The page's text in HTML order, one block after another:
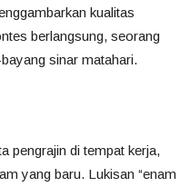
kualitas
berlangsung, seorang
sinar matahari.
pengrajin di tempat kerja,
yang baru. Lukisan “enam